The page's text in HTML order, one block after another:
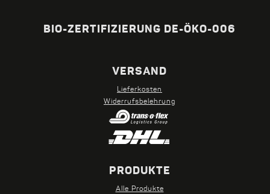
BIO-ZERTIFIZIERUNG DE-ÖKO-006
VERSAND
Lieferkosten
Widerrufsbelehrung
PRODUKTE
Alle Produkte